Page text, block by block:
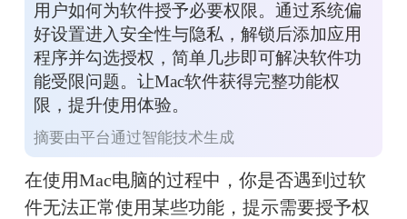
用户如何为软件授予必要权限。通过系统偏
好设置进入安全性与隐私，解锁后添加应用
程序并勾选授权，简单几步即可解决软件功
能受限问题。让Mac软件获得完整功能权
限，提升使用体验。
摘要由平台通过智能技术生成
在使用Mac电脑的过程中，你是否遇到过软
件无法正常使用某些功能，提示需要授予权